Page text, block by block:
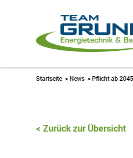
Startseite > News > Pflicht ab
Zurück zur Übersicht